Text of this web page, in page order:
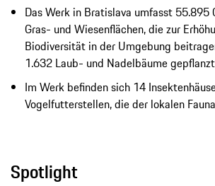
Das Werk in Bratislava umfasst 55.895
Gras- und Wiesenflächen, die zur
Biodiversität in der Umgebung
1.632 Laub- und Nadelbäume
Im Werk befinden sich 14
Vogelfutterstellen, die der lokalen
Spotlight